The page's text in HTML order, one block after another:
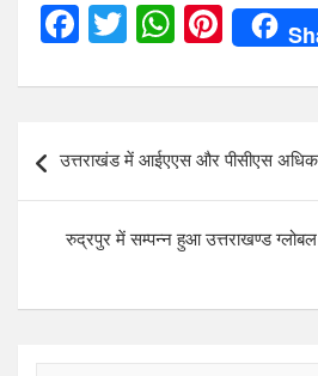
F
ce
o
o
k
T
tt
er
W
at
A
p
p
Pi
nt
er
es
t
navigation
उत्तराखंड में आईएएस और पीसीएस
रुद्रपुर में सम्पन्न हुआ उत्तराखण्ड